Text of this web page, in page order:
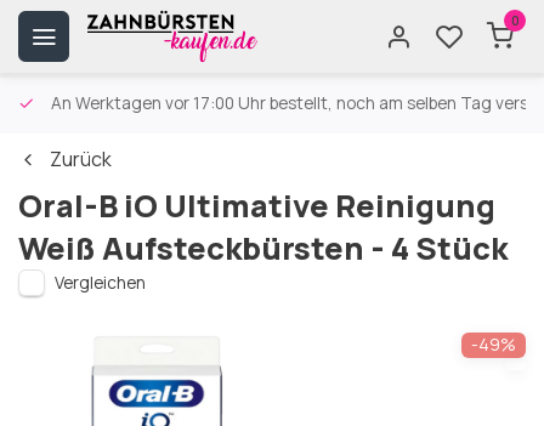
0
An Werktagen vor 17:00 Uhr bestellt, noch am selben Tag
Zurück
Oral-B iO Ultimative Reinigung
Weiß Aufsteckbürsten - 4 Stück
Vergleichen
-49%